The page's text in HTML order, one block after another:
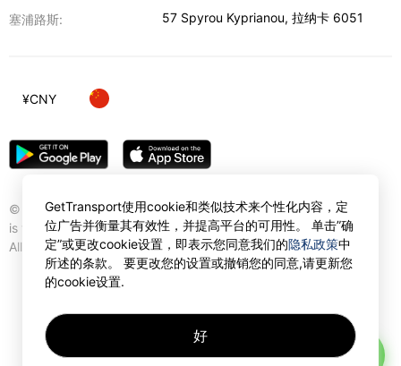
塞浦路斯:
57 Spyrou Kyprianou,拉纳卡 6051
© Gettransport International Limited. GetTransport®
is trademark of Gettransport International Limited.
All rights reserved.
¥CNY
GetTransport使用cookie和类似技术来个性化内容，定
位广告并衡量其有效性，并提高平台的可用性。 单击”确
定”或更改cookie设置，即表示您同意我们的隐私政策中
所述的条款。 要更改您的设置或撤销您的同意,请更新您
的cookie设置.
好
AI